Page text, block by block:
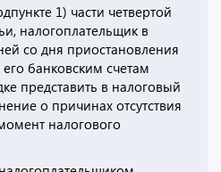
1) части четвертой
налогоплательщик в
со дня приостановления
банковским счетам
представить в налоговый
о причинах отсутствия
налогового